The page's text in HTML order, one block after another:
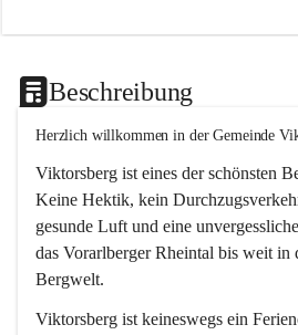
Beschreibung
Herzlich willkommen in der Gemeinde
Viktorsberg ist eines der schönsten
Keine Hektik, kein
gesunde Luft und eine
das Vorarlberger Rheintal bis weit in
Bergwelt.
Viktorsberg ist keineswegs ein